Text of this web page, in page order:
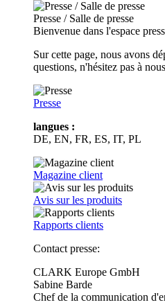
Presse / Salle de presse
Bienvenue dans l'espace
Sur cette page, nous avons
questions, n'hésitez pas à
Presse
langues :
DE, EN, FR, ES, IT, PL
Magazine client
Avis sur les produits
Rapports clients
Contact presse:
CLARK Europe GmbH
Sabine Barde
Chef de la communication